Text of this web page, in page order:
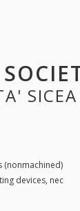
SICEA
(nonmachined)
devices, nec